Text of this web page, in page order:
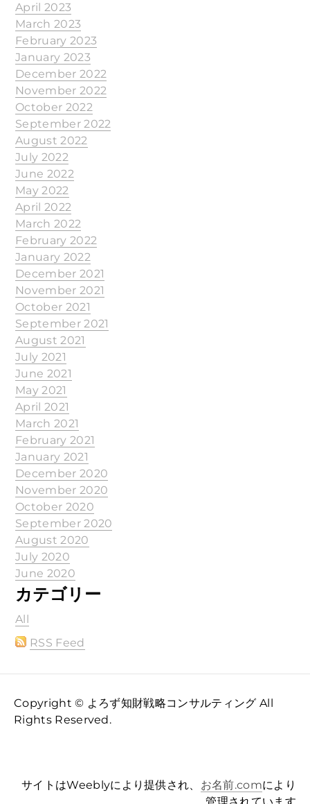
April 2023
March 2023
February 2023
January 2023
December 2022
November 2022
October 2022
September 2022
August 2022
July 2022
June 2022
May 2022
April 2022
March 2022
February 2022
January 2022
December 2021
November 2021
October 2021
September 2021
August 2021
July 2021
June 2021
May 2021
April 2021
March 2021
February 2021
January 2021
December 2020
November 2020
October 2020
September 2020
August 2020
July 2020
June 2020
カテゴリー
All
RSS Feed
Copyright © よろず知財戦略コンサルティング All
Rights Reserved.
サイトはWeeblyにより提供され、 お名前.comにより